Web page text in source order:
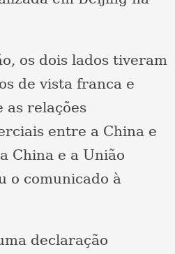
os dois lados tiveram
de vista franca e
as relações
entre a China e
China e a União
o comunicado à
declaração